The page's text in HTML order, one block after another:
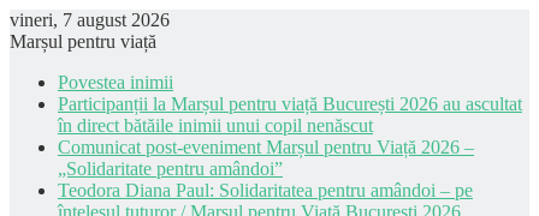
vineri, 7 august 2026
Marșul pentru viață
Povestea inimii
Participanții la Marșul pentru viață București 2026 au ascultat
în direct bătăile inimii unui copil nenăscut
Comunicat post-eveniment Marșul pentru Viață 2026 –
„Solidaritate pentru amândoi”
Teodora Diana Paul: Solidaritatea pentru amândoi – pe
înțelesul tuturor / Marșul pentru Viață București 2026